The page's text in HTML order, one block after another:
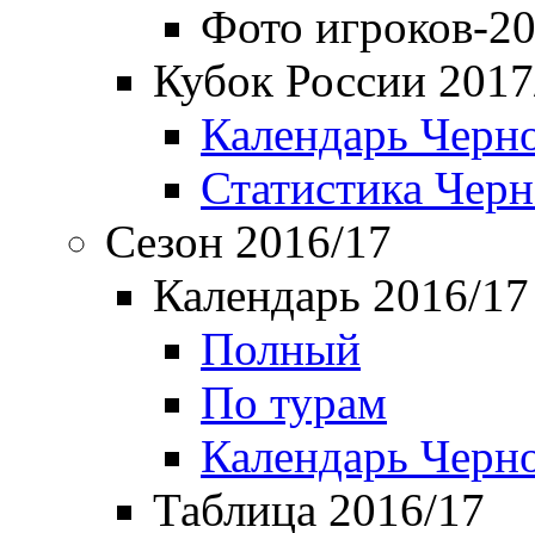
Фото игроков-
Кубок России
Календарь
Статистика
Сезон 2016/17
Календарь 2016/17
Полный
По турам
Календарь
Таблица 2016/17